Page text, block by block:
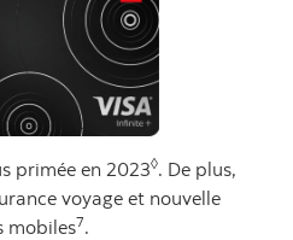
primée en 2023◊. De plus,
voyage et nouvelle
mobiles7.